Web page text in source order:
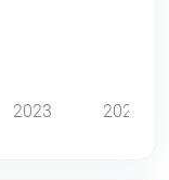
2023 2024